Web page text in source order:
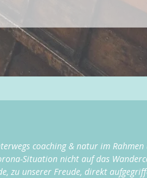
coaching & natur im Rahmen
Situation nicht auf das
zu unserer Freude, direkt